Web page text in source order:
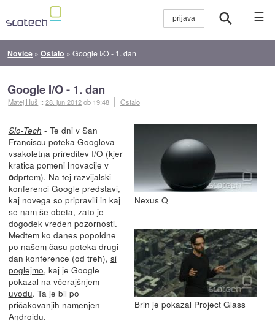
☰
Novice »Ostalo »Google I/O - 1. dan
Google I/O - 1. dan
Matej Huš ::28. jun 2012ob 19:48 Ostalo
Nexus Q
Brin je pokazal Project Glass
Slo-Tech - Te dni v San
Franciscu poteka Googlova
vsakoletna prireditev I/O (kjer
kratica pomeni inovacije v
odprtem). Na tej razvijalski
konferenci Google predstavi,
kaj novega so pripravili in kaj
se nam še obeta, zato je
dogodek vreden pozornosti.
Medtem ko danes popoldne
po našem času poteka drugi
dan konference (od treh), si
poglejmo, kaj je Google
pokazal na včerajšnjem
uvodu. Ta je bil po
pričakovanjih namenjen
Androidu.